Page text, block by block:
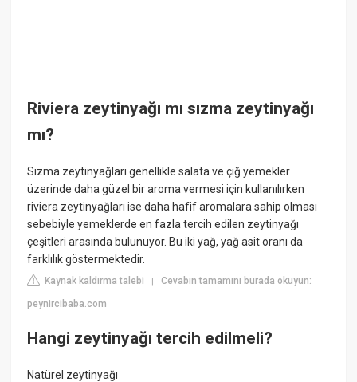
Riviera zeytinyağı mı sızma zeytinyağı
mı?
Sızma zeytinyağları genellikle salata ve çiğ yemekler
üzerinde daha güzel bir aroma vermesi için kullanılırken
riviera zeytinyağları ise daha hafif aromalara sahip olması
sebebiyle yemeklerde en fazla tercih edilen zeytinyağı
çeşitleri arasında bulunuyor. Bu iki yağ, yağ asit oranı da
farklılık göstermektedir.
Kaynak kaldırma talebi |Cevabın tamamını burada okuyun:
peynircibaba.com
Hangi zeytinyağı tercih edilmeli?
Natürel zeytinyağı